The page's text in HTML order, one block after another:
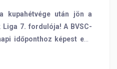
kupahétvége után jön a
7. fordulója! A BVSC-
időponthoz képest egy
hazai pályán